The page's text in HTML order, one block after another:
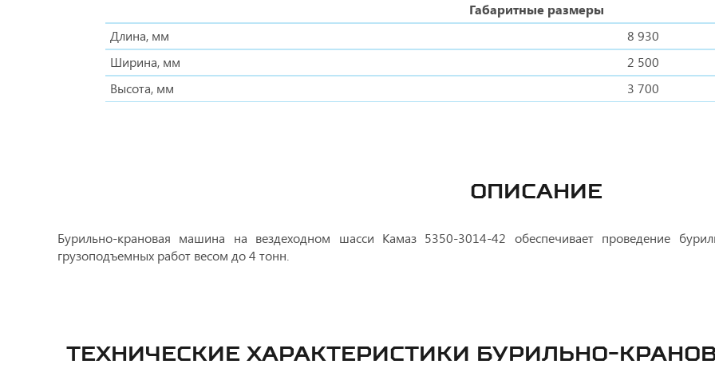
Габаритные размеры
Длина, мм
8 930
Ширина, мм
2 500
Высота, мм
3 700
ОПИСАНИЕ
Бурильно-крановая машина на вездеходном шасси Камаз 5350-3014-42 обеспечивает проведение
грузоподъемных работ весом до 4 тонн.
ТЕХНИЧЕСКИЕ ХАРАКТЕРИСТИКИ БУРИЛЬНО-